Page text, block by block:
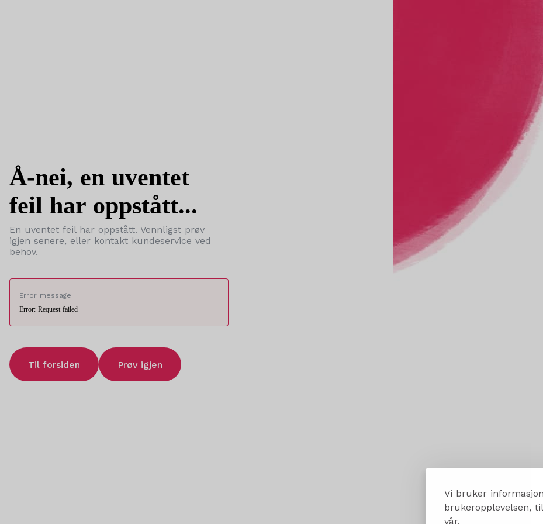
Vi bruker
brukeropplevelsen,
vår.
Å-nei, en uventet
feil har oppstått...
En uventet feil har oppstått. Vennligst prøv
igjen senere, eller kontakt kundeservice ved
behov.
Error message:
Error: Request failed
Til forsiden Prøv igjen